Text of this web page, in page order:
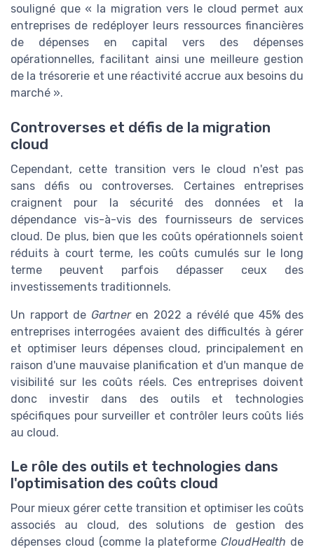
souligné que « la migration vers le cloud permet aux
entreprises de redéployer leurs ressources financières
de dépenses en capital vers des dépenses
opérationnelles, facilitant ainsi une meilleure gestion
de la trésorerie et une réactivité accrue aux besoins du
marché ».
Controverses et défis de la migration
cloud
Cependant, cette transition vers le cloud n'est pas
sans défis ou controverses. Certaines entreprises
craignent pour la sécurité des données et la
dépendance vis-à-vis des fournisseurs de services
cloud. De plus, bien que les coûts opérationnels soient
réduits à court terme, les coûts cumulés sur le long
terme peuvent parfois dépasser ceux des
investissements traditionnels.
Un rapport de Gartneren 2022 a révélé que 45% des
entreprises interrogées avaient des difficultés à gérer
et optimiser leurs dépenses cloud, principalement en
raison d'une mauvaise planification et d'un manque de
visibilité sur les coûts réels. Ces entreprises doivent
donc investir dans des outils et technologies
spécifiques pour surveiller et contrôler leurs coûts liés
au cloud.
Le rôle des outils et technologies dans
l'optimisation des coûts cloud
Pour mieux gérer cette transition et optimiser les coûts
associés au cloud, des solutions de gestion des
dépenses cloud (comme la plateformeCloudHealth de